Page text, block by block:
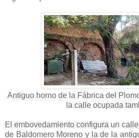
Antiguo horno de la Fábrica del
la calle ocupada
El embovedamiento configura un
de Baldomero Moreno y la de la